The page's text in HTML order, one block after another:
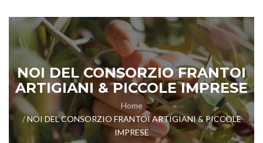
NOI DEL CONSORZIO FRANTOI
ARTIGIANI & PICCOLE IMPRESE
Home
NOI DEL CONSORZIO FRANTOI ARTIGIANI & PICCOLE
IMPRESE